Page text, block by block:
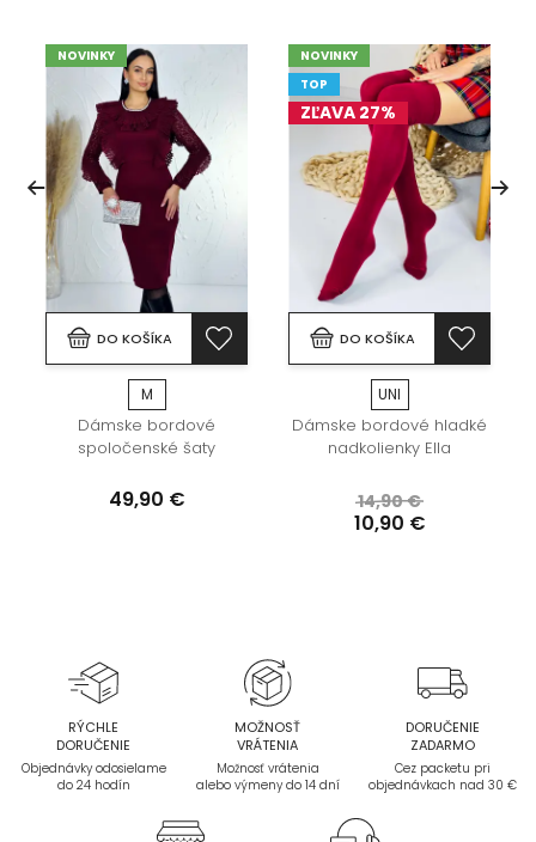
NOVINKY
DO KOŠÍKA
M
Dámske bordové
spoločenské šaty
49,90 €
NOVINKY
TOP
ZĽAVA 27%
DO KOŠÍKA
UNI
Dámske bordové hladké
nadkolienky Ella
14,90 €
10,90 €
RÝCHLE
DORUČENIE
Objednávky odosielame
do 24 hodín
MOŽNOSŤ
VRÁTENIA
Možnosť vrátenia
alebo výmeny do 14 dní
DORUČENIE
ZADARMO
Cez packetu pri
objednávkach nad 30 €